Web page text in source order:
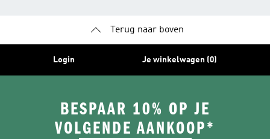
Terug naar boven
Login Je winkelwagen (0)
BESPAAR 10% OP JE
VOLGENDE AANKOOP*